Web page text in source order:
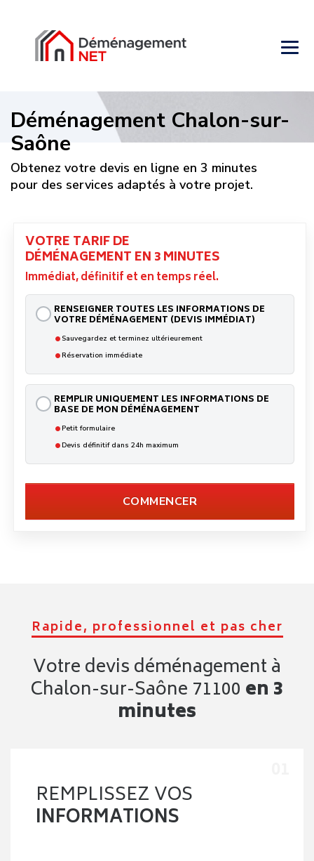
Déménagement Chalon-sur-
Saône
Obtenez votre devis en ligne en 3 minutes
pour des services adaptés à votre projet.
VOTRE TARIF DE
DÉMÉNAGEMENT EN 3 MINUTES
Immédiat, définitif et en temps réel.
RENSEIGNER TOUTES LES INFORMATIONS DE
VOTRE DÉMÉNAGEMENT (DEVIS IMMÉDIAT)
• Sauvegardez et terminez ultérieurement
•Réservation immédiate
REMPLIR UNIQUEMENT LES INFORMATIONS DE
BASE DE MON DÉMÉNAGEMENT
•Petit formulaire
•Devis définitif dans 24h maximum
COMMENCER
Rapide, professionnel et pas cher
Votre devis déménagement à
Chalon-sur-Saône 71100 en 3
minutes
REMPLISSEZ VOS
INFORMATIONS